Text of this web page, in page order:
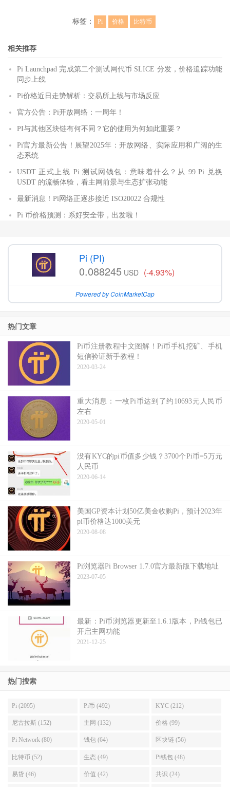
标签： Pi 价格 比特币
相关推荐
Pi Launchpad 完成第二个测试网代币 SLICE 分发，价格追踪功能
同步上线
Pi价格近日走势解析：交易所上线与市场反应
官方公告：Pi开放网络：一周年！
PI与其他区块链有何不同？它的使用为何如此重要？
Pi官方最新公告！展望2025年：开放网络、实际应用和广阔的生
态系统
USDT 正式上线 Pi 测试网钱包：意味着什么？从 99 Pi 兑换
USDT 的流畅体验，看主网前景与生态扩张动能
最新消息！Pi网络正逐步接近 ISO20022 合规性
Pi 币价格预测：系好安全带，出发啦！
Pi (PI)
0.088245 USD (-4.93%)
Powered by CoinMarketCap
热门文章
Pi币注册教程中文图解！Pi币手机挖矿、手机
短信验证新手教程！
2020-03-24
重大消息：一枚Pi币达到了约10693元人民币
左右
2020-05-01
没有KYC的pi币值多少钱？3700个Pi币=5万元
人民币
2020-06-14
美国GP资本计划50亿美金收购Pi，预计2023年
pi币价格达1000美元
2020-08-08
Pi浏览器Pi Browser 1.7.0官方最新版下载地址
2023-07-05
最新：Pi币浏览器更新至1.6.1版本，Pi钱包已
开启主网功能
2021-12-25
热门搜索
Pi (2095) Pi币 (492) KYC (212)
尼古拉斯 (152) 主网 (132) 价格 (99)
Pi Network (80) 钱包 (64) 区块链 (56)
比特币 (52) 生态 (49) Pi钱包 (48)
易货 (46) 价值 (42) 共识 (24)